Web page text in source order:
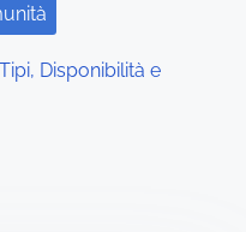
Disponibilità e